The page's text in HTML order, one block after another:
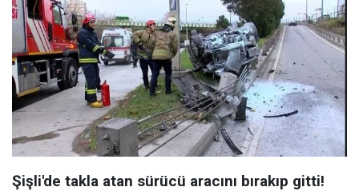
Şişli'de takla atan sürücü aracını bırakıp gitti!